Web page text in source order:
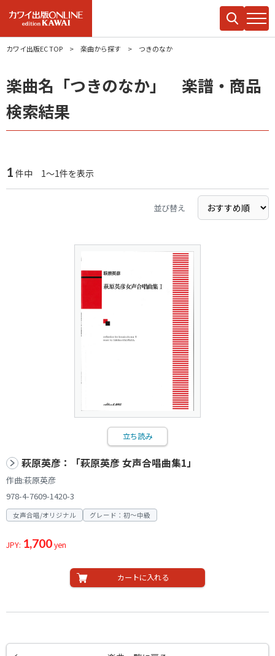
カワイ出版EC TOP 楽曲から探す つきのなか
楽曲名「つきのなか」 楽譜・商品
検索結果
1 件中 1～1件を表示
並び替え
立ち読み
萩原英彦：「萩原英彦 女声合唱曲集1」
作曲:萩原英彦
978-4-7609-1420-3
女声合唱/オリジナル グレード：初～中級
JPY: 1,700yen
カートに入れる